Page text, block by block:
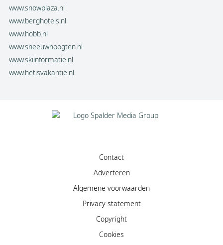
www.snowplaza.nl
www.berghotels.nl
www.hobb.nl
www.sneeuwhoogten.nl
www.skiinformatie.nl
www.hetisvakantie.nl
Contact
Adverteren
Algemene voorwaarden
Privacy statement
Copyright
Cookies